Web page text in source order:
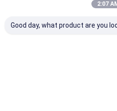
2:07
Good day, what product are you